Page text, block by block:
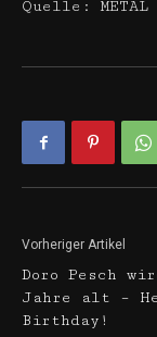
Quelle: METAL
Vorheriger Artikel
Doro Pesch
Jahre alt –
Birthday!